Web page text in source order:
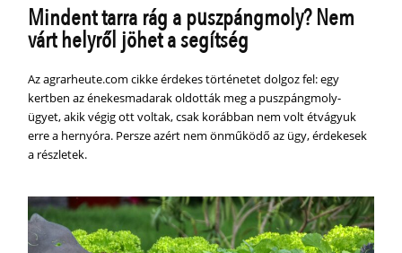
Mindent tarra rág a puszpángmoly? Nem
várt helyről jöhet a segítség
Az agrarheute.com cikke érdekes történetet dolgoz fel: egy
kertben az énekesmadarak oldották meg a puszpángmoly-
ügyet, akik végig ott voltak, csak korábban nem volt étvágyuk
erre a hernyóra. Persze azért nem önműködő az ügy, érdekesek
a részletek.